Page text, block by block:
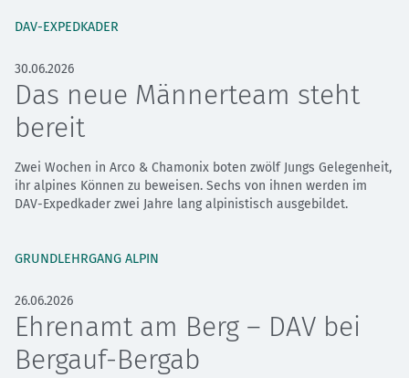
DAV-EXPEDKADER
30.06.2026
Das neue Männerteam steht
bereit
Zwei Wochen in Arco & Chamonix boten zwölf Jungs Gelegenheit,
ihr alpines Können zu beweisen. Sechs von ihnen werden im
DAV-Expedkader zwei Jahre lang alpinistisch ausgebildet.
GRUNDLEHRGANG ALPIN
26.06.2026
Ehrenamt am Berg – DAV bei
Bergauf-Bergab